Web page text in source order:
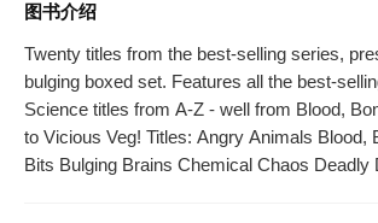
图书介绍
Twenty titles from the best-selling series,
bulging boxed set. Features all the best-
Science titles from A-Z - well from Blood,
to Vicious Veg! Titles: Angry Animals Blood,
Bits Bulging Brains Chemical Chaos Deadly